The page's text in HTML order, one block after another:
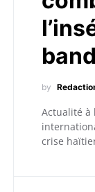
by
Actualité à
crise